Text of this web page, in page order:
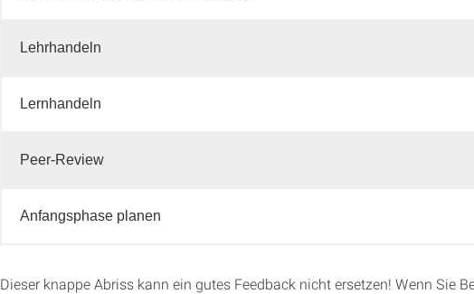
Lehrhandeln
Lernhandeln
Peer-Review
Anfangsphase planen
Dieser knappe Abriss kann ein gutes Feedback nicht ersetzen! Wenn Sie